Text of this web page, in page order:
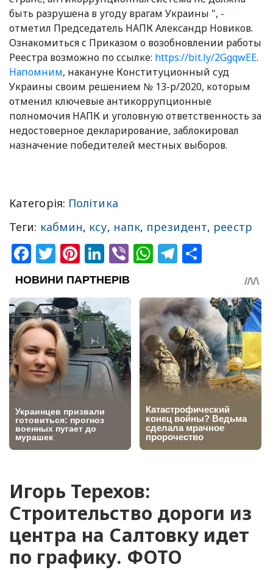
быть разрушена в угоду врагам Украины ", -
отметил Председатель НАПК Александр Новиков.
Ознакомиться с Приказом о возобновлении работы
Реестра возможно по ссылке: https://bit.ly/2GgqwEE.
Напомним, накануне Конституционный суд
Украины своим решением № 13-р/2020, которым
отменил ключевые антикоррупционные
полномочия НАПК и уголовную ответственность за
недостоверное декларирование, заблокировал
назначение победителей местных выборов.
Категорія: Політика
Теги: кабмин, ксу, напк, президент, реестр
Facebook
Twitter
Pinterest
LinkedIn
ViberWhatsApp
Telegram
Игорь Терехов:
Строительство дороги из
центра на Салтовку идет
по графику. ФОТО